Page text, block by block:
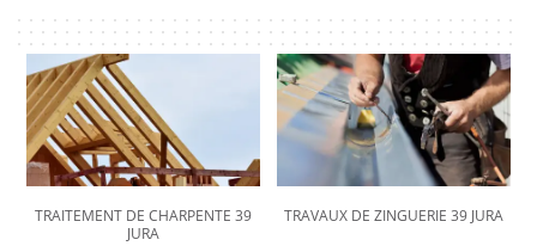
TRAITEMENT DE CHARPENTE 39
JURA
TRAVAUX DE ZINGUERIE 39 JURA